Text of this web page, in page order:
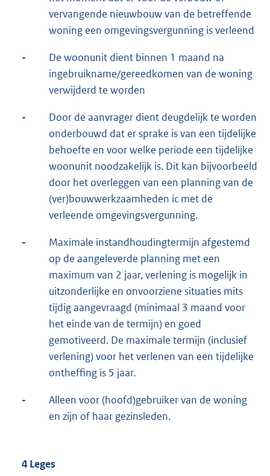
vervangende nieuwbouw van de betreffende
woning een omgevingsvergunning is verleend
-
De woonunit dient binnen 1 maand na
ingebruikname/gereedkomen van de woning
verwijderd te worden
-
Door de aanvrager dient deugdelijk te worden
onderbouwd dat er sprake is van een tijdelijke
behoefte en voor welke periode een tijdelijke
woonunit noodzakelijk is. Dit kan bijvoorbeeld
door het overleggen van een planning van de
(ver)bouwwerkzaamheden ic met de
verleende omgevingsvergunning.
-
Maximale instandhoudingtermijn afgestemd
op de aangeleverde planning met een
maximum van 2 jaar, verlening is mogelijk in
uitzonderlijke en onvoorziene situaties mits
tijdig aangevraagd (minimaal 3 maand voor
het einde van de termijn) en goed
gemotiveerd. De maximale termijn (inclusief
verlening) voor het verlenen van een tijdelijke
ontheffing is 5 jaar.
-
Alleen voor (hoofd)gebruiker van de woning
en zijn of haar gezinsleden.
4 Leges